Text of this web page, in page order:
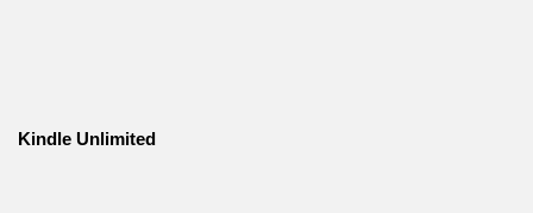
Kindle Unlimited